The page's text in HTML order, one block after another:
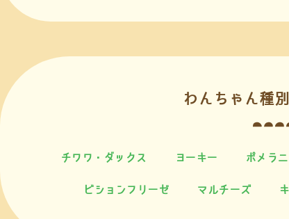
わんちゃん種
チワワ・ダックス ヨーキー ポメラ
ビションフリーゼ マルチーズ